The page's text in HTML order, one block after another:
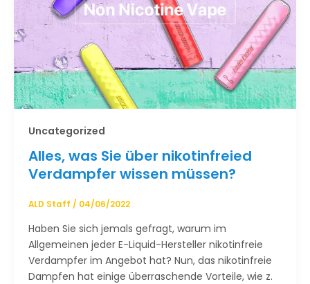
Uncategorized
Alles, was Sie über nikotinfreied
Verdampfer wissen müssen?
ALD Staff / 04/06/2022
Haben Sie sich jemals gefragt, warum im
Allgemeinen jeder E-Liquid-Hersteller nikotinfreie
Verdampfer im Angebot hat? Nun, das nikotinfreie
Dampfen hat einige überraschende Vorteile, wie z.